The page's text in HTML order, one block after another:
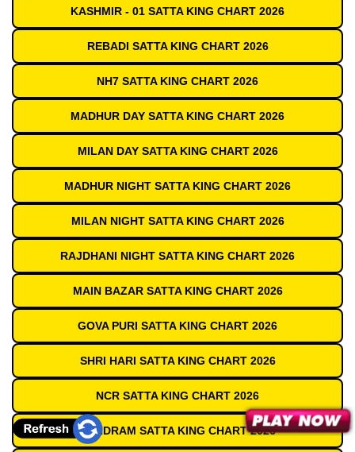
KASHMIR - 01 SATTA KING CHART 2026
REBADI SATTA KING CHART 2026
NH7 SATTA KING CHART 2026
MADHUR DAY SATTA KING CHART 2026
MILAN DAY SATTA KING CHART 2026
MADHUR NIGHT SATTA KING CHART 2026
MILAN NIGHT SATTA KING CHART 2026
RAJDHANI NIGHT SATTA KING CHART 2026
MAIN BAZAR SATTA KING CHART 2026
GOVA PURI SATTA KING CHART 2026
SHRI HARI SATTA KING CHART 2026
NCR SATTA KING CHART 2026
SUNDRAM SATTA KING CHART 2026